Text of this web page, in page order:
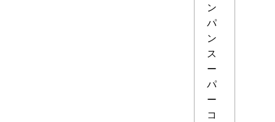
ン
パ
ン
ス
ー
パ
ー
コ